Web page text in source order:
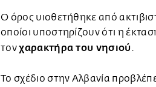
Ο όρος υιοθετήθηκε από
οποίοι υποστηρίζουν ότι η
τονχαρακτήρα του νησιού.
Το σχέδιο στην Αλβανία